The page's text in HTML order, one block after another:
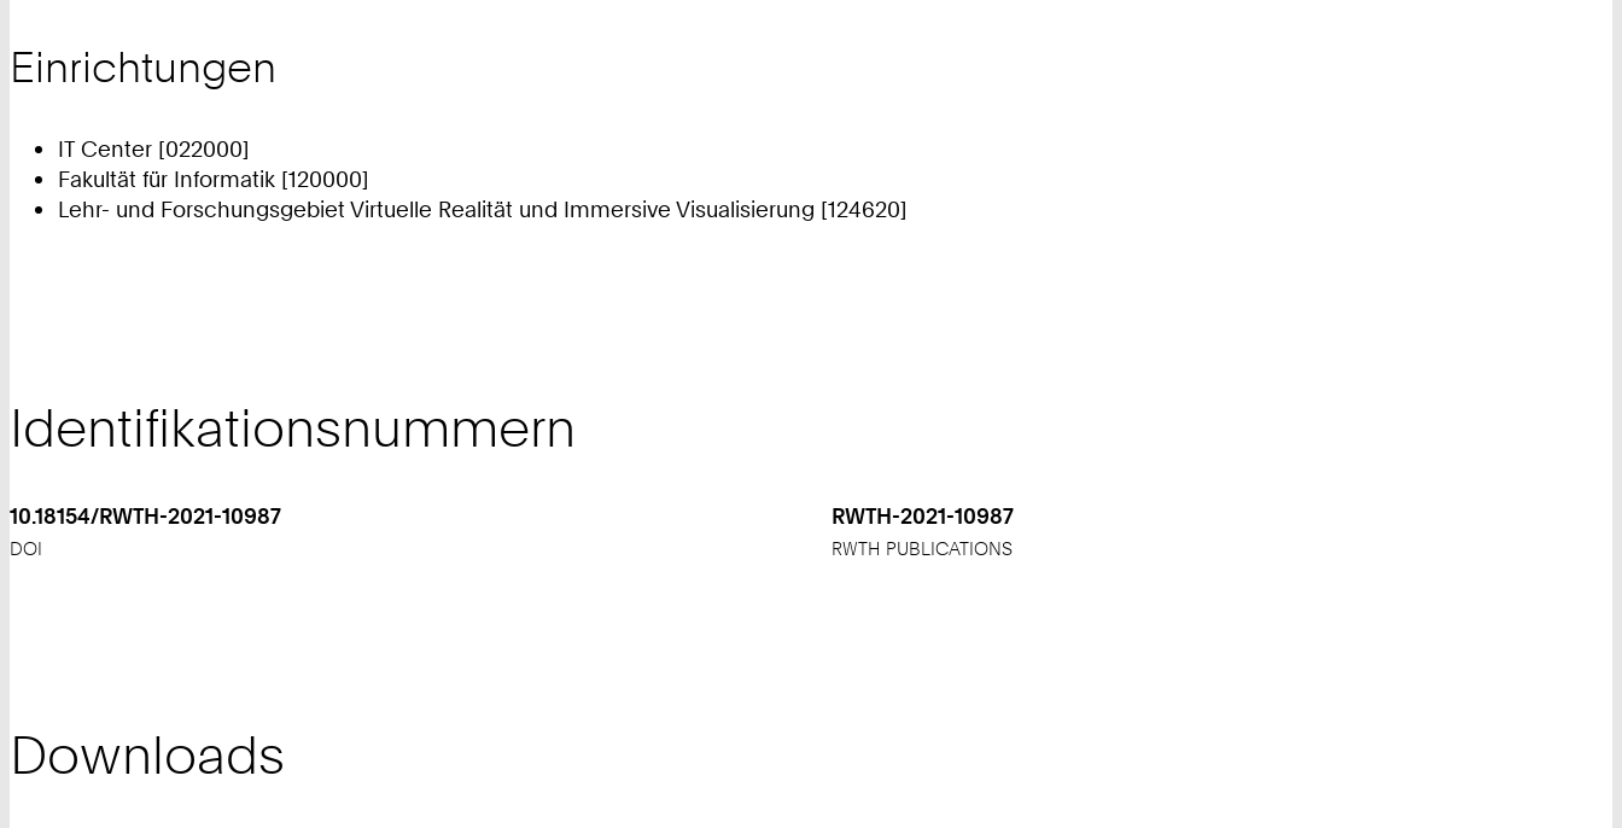
Einrichtungen
IT Center [022000]
Fakultät für Informatik [120000]
Lehr- und Forschungsgebiet Virtuelle Realität und Immersive Visualisierung [124620]
Identifikationsnummern
10.18154/RWTH-2021-10987
DOI
RWTH-2021-10987
RWTH PUBLICATIONS
Downloads